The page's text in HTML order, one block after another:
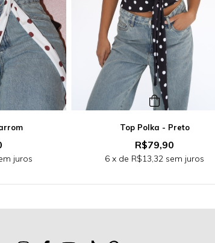
juros
Top Polka - Preto
R$79,90
6 x de R$13,32 sem juros